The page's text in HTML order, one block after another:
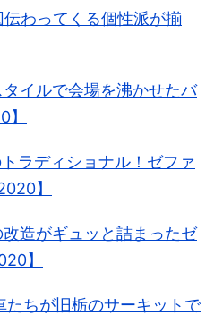
伝わってくる個性派が揃
タイルで会場を沸かせたバ
トラディショナル！ゼファ
】
改造がギュッと詰まったゼ
】
たちが旧栃のサーキットで